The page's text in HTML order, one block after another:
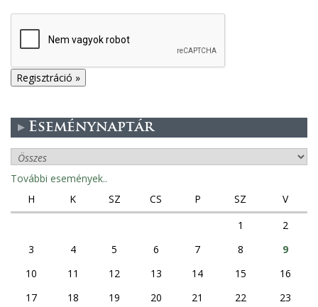
Eseménynaptár
További események..
H
K SZ CS P SZ
V
1
2
3
4 5 6 7 8
9
10
11 12 13 14 15
16
17
18 19 20 21 22
23